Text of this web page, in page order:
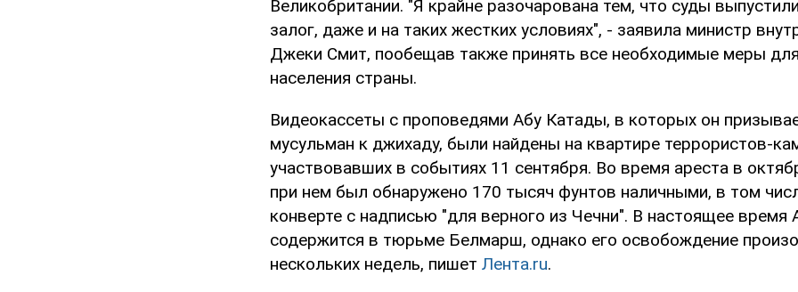
Великобритании. "Я крайне разочарована тем, что суды
залог, даже и на таких жестких условиях", - заявила министр
Джеки Смит, пообещав также принять все необходимые меры
населения страны.
Видеокассеты с проповедями Абу Катады, в которых он
мусульман к джихаду, были найдены на квартире террористов-
участвовавших в событиях 11 сентября. Во время ареста в
при нем был обнаружено 170 тысяч фунтов наличными, в том
конверте с надписью "для верного из Чечни". В настоящее время
содержится в тюрьме Белмарш, однако его освобождение
нескольких недель, пишет Лента.ru.